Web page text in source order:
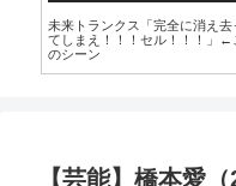
未来トランクス「完全に消え去
てしまえ！！！セル！！！」←
のシーン
【芸能】橋本愛